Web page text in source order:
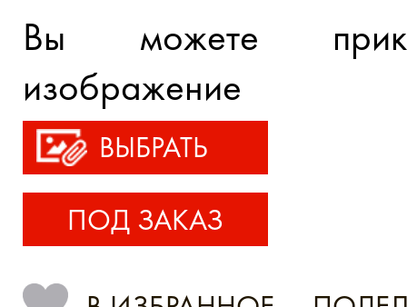
Вы можете
изображение
ВЫБРАТЬ
ПОД ЗАКАЗ